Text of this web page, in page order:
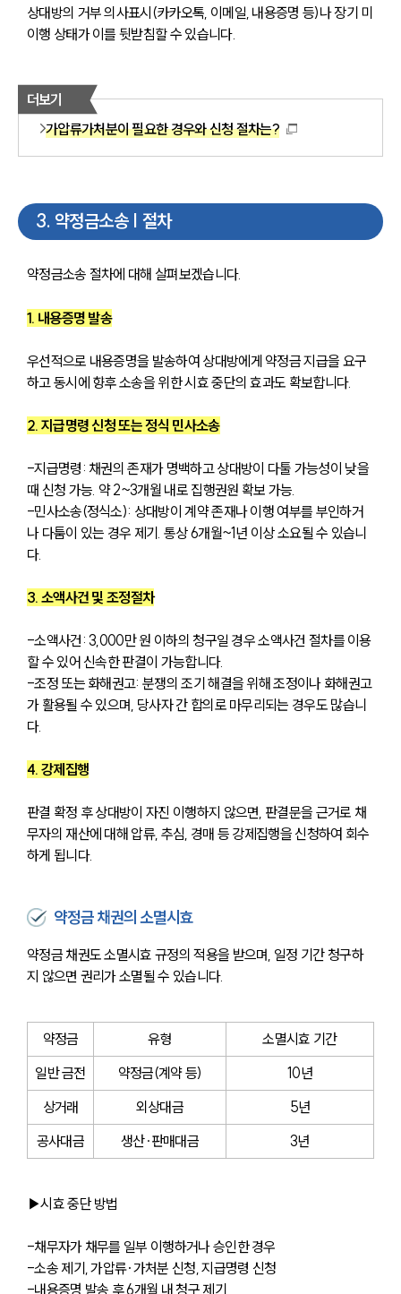
상대방의 거부 의사표시(카카오톡, 이메일, 내용증명 등)나 장기 미
이행 상태가 이를 뒷받침할 수 있습니다.
더보기
가압류가처분이 필요한 경우와 신청 절차는?
3. 약정금소송 | 절차
약정금소송 절차에 대해 살펴보겠습니다.
1. 내용증명 발송
우선적으로 내용증명을 발송하여 상대방에게 약정금 지급을 요구
하고 동시에 향후 소송을 위한 시효 중단의 효과도 확보합니다.
2. 지급명령 신청 또는 정식 민사소송
-지급명령: 채권의 존재가 명백하고 상대방이 다툴 가능성이 낮을
때 신청 가능. 약 2~3개월 내로 집행권원 확보 가능.
-민사소송(정식소): 상대방이 계약 존재나 이행 여부를 부인하거
나 다툼이 있는 경우 제기. 통상 6개월~1년 이상 소요될 수 있습니
다.
3. 소액사건 및 조정절차
-소액사건: 3,000만 원 이하의 청구일 경우 소액사건 절차를 이용
할 수 있어 신속한 판결이 가능합니다.
-조정 또는 화해권고: 분쟁의 조기 해결을 위해 조정이나 화해권고
가 활용될 수 있으며, 당사자 간 합의로 마무리되는 경우도 많습니
다.
4. 강제집행
판결 확정 후 상대방이 자진 이행하지 않으면, 판결문을 근거로 채
무자의 재산에 대해 압류, 추심, 경매 등 강제집행을 신청하여 회수
하게 됩니다.
약정금 채권의 소멸시효
약정금 채권도 소멸시효 규정의 적용을 받으며, 일정 기간 청구하
지 않으면 권리가 소멸될 수 있습니다.
약정금 유형
소멸시효 기간
일반 금전
약정금(계약 등)
10년
상거래
외상대금
5년
공사대금
생산∙판매대금 3년
▶시효 중단 방법
-채무자가 채무를 일부 이행하거나 승인한 경우
-소송 제기, 가압류·가처분 신청, 지급명령 신청
-내용증명 발송 후 6개월 내 청구 제기